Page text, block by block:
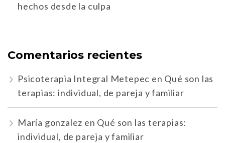
hechos desde la culpa
Comentarios recientes
Psicoterapia Integral Metepec en Qué son las
terapias: individual, de pareja y familiar
María gonzalez en Qué son las terapias:
individual, de pareja y familiar